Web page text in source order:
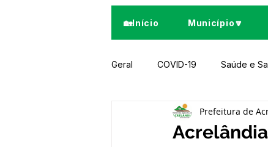
🏡Início Município🔽
Geral COVID-19 Saúde e
Infraestrutura e ObrasPrefeitura de